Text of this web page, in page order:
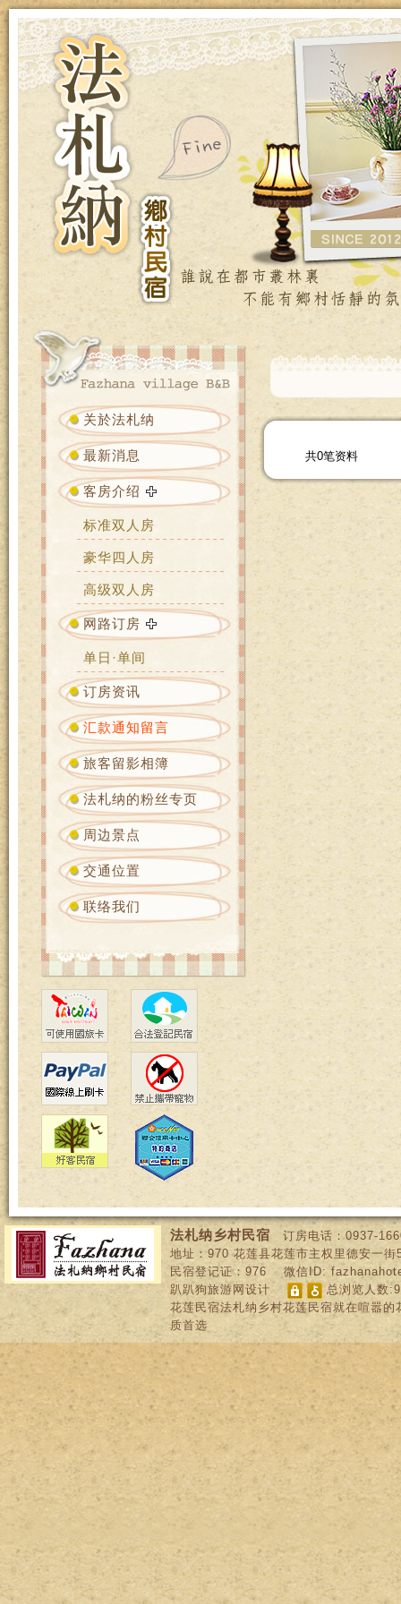
关於法札纳
最新消息
客房介绍
标准双人房
豪华四人房
高级双人房
网路订房
单日·单间
订房资讯
汇款通知留言
旅客留影相簿
法札纳的粉丝专页
周边景点
交通位置
联络我们
共0笔资料
法札纳乡村民宿 订房电话： 0937-
地址： 970花莲县花莲市主权里德安一街
民宿登记证： 976
微信ID:
趴趴狗旅游网设计
总浏览人数
花莲民宿法札纳乡村花莲民宿就在喧嚣
质首选